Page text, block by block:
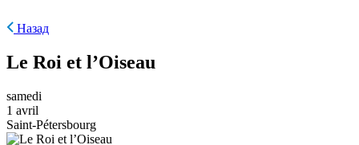
Назад
Le Roi et l’Oiseau
samedi
1 avril
Saint-Pétersbourg